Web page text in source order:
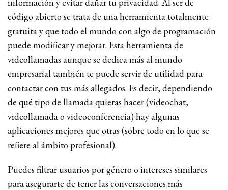
código abierto se trata de una herramienta totalmente
gratuita y que todo el mundo con algo de programación
puede modificar y mejorar. Esta herramienta de
videollamadas aunque se dedica más al mundo
empresarial también te puede servir de utilidad para
contactar con tus más allegados. Es decir, dependiendo
de qué tipo de llamada quieras hacer (videochat,
videollamada o videoconferencia) hay algunas
aplicaciones mejores que otras (sobre todo en lo que se
refiere al ámbito profesional).
Puedes filtrar usuarios por género o intereses similares
para asegurarte de tener las conversaciones más